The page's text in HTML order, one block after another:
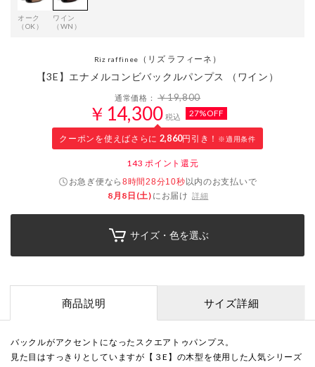
オーク
（OK）
ワイン
（WN）
Riz raffinee （リズ ラフィーネ）
【3E】エナメルコンビバックルパンプス （ワイン）
通常価格：￥19,800
￥14,300 税込 27%OFF
クーポンを使えばさらに 2,860円引き！ ※適用条件
143 ポイント還元
お急ぎ便なら8時間28分09秒以内のお支払いで
8月8日(土) にお届け 詳細
サイズ・色を選ぶ
商品説明 サイズ詳細
バックルがアクセントになったスクエアトゥパンプス。
見た目はすっきりとしていますが【３E】の木型を使用した人気シリーズ